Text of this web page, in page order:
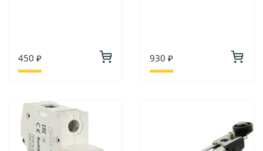
450 ₽ 930 ₽